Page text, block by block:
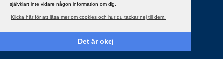
självklart inte vidare någon information om dig.
Klicka här för att läsa mer om cookies och hur du tackar nej till dem.
Det är okej